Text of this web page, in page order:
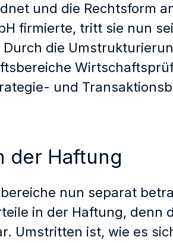
und die Rechtsform
firmierte, tritt sie nun
die
und
der Haftung
nun separat
in der Haftung, denn
Umstritten ist, wie es